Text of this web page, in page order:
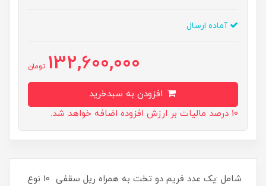
آماده ارسال
132,600,000 تومان
10 درصد مالیات بر ارزش افزوده اضافه خواهد شد.
شامل :یک عدد فریم دو تخت به همراه ریل سقفی 10 نوع